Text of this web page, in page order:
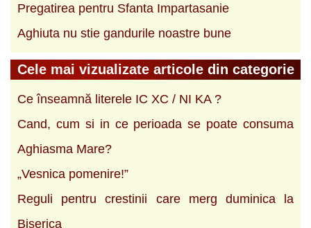
Pregatirea pentru Sfanta Impartasanie
Aghiuta nu stie gandurile noastre bune
Cele mai vizualizate articole din categorie
Ce înseamnă literele IC XC / NI KA ?
Cand, cum si in ce perioada se poate consuma
Aghiasma Mare?
„Vesnica pomenire!”
Reguli pentru crestinii care merg duminica la
Biserica